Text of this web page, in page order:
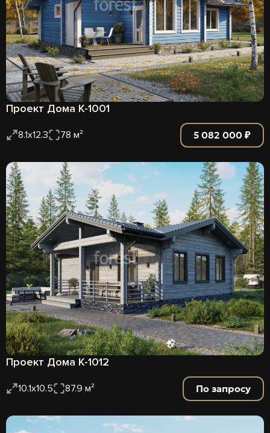
Проект Дома К-1001
8.1х12.3 78 м² 5 082 000 ₽
Проект Дома К-1012
10.1x10.5 87.9 м² По запросу